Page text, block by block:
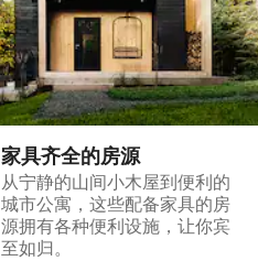
家具齐全的房源
从宁静的山间小木屋到便利的
城市公寓，这些配备家具的房
源拥有各种便利设施，让你宾
至如归。